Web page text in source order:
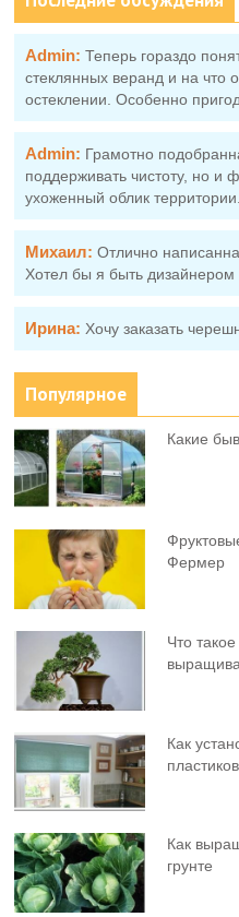
Admin: Теперь гораздо
стеклянных веранд и на что
остеклении. Особенно
Admin: Грамотно
поддерживать чистоту, но и
ухоженный облик
Михаил: Отлично
Хотел бы я быть дизайнером
Ирина: Хочу заказать
Популярное
Какие
Фермер
Что
Как
Как
грунте